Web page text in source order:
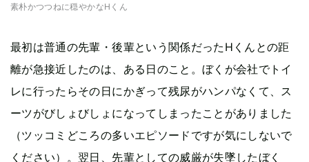
素朴かつつねに穏やかなHくん
最初は普通の先輩・後輩という関係だったHくんとの距
離が急接近したのは、ある日のこと。ぼくが会社でトイ
レに行ったらその日にかぎって残尿がハンパなくて、ス
ーツがびしょびしょになってしまったことがありました
（ツッコミどころの多いエピソードですが気にしないで
ください）。翌日、先輩としての威厳が失墜したぼく